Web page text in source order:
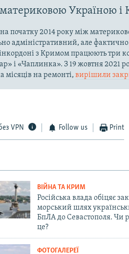
Україною
початку 2014 року між
адміністративний, але
з Кримом працюють три
і «Чаплинка». З 19 жовтня 2021
місяців на ремонті,вирішили
VPN Follow us Print
ВІЙНА ТА КРИМ
Російська влада обіцяє
морський шлях
БпЛА до Севастополя. Чи
це?
ФОТОГАЛЕРЕЇ